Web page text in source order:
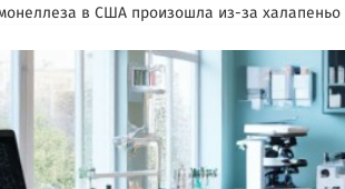
в США произошла из-за халапеньо